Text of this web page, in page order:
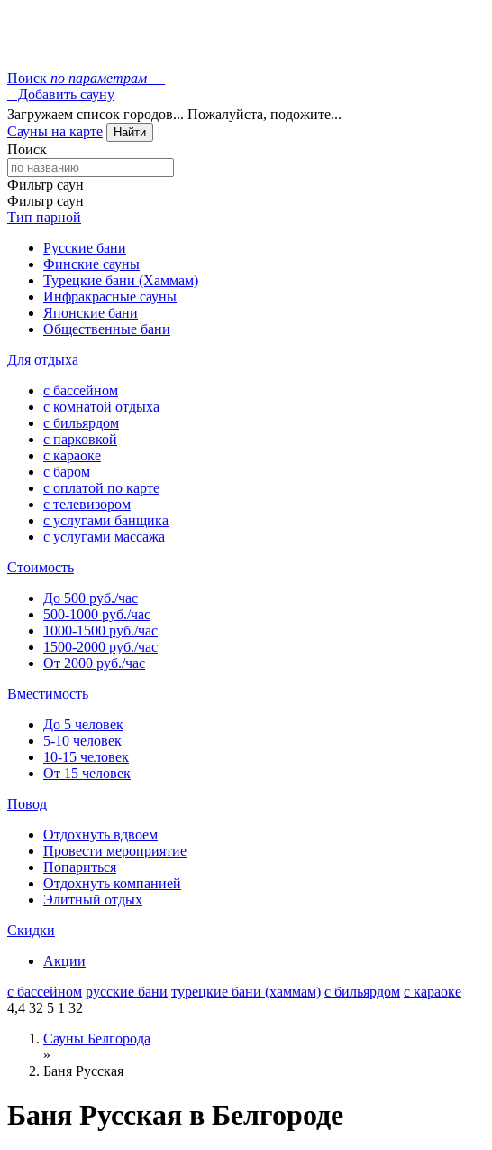
Поиск по параметрам
Добавить сауну
Загружаем список городов... Пожалуйста, подожите...
Сауны на карте
Найти
Поиск
Фильтр саун
Фильтр саун
Тип парной
Русские бани
Финские сауны
Турецкие бани (Хаммам)
Инфракрасные сауны
Японские бани
Общественные бани
Для отдыха
с бассейном
с комнатой отдыха
с бильярдом
с парковкой
с караоке
с баром
с оплатой по карте
с телевизором
с услугами банщика
с услугами массажа
Стоимость
До 500 руб./час
500-1000 руб./час
1000-1500 руб./час
1500-2000 руб./час
От 2000 руб./час
Вместимость
До 5 человек
5-10 человек
10-15 человек
От 15 человек
Повод
Отдохнуть вдвоем
Провести мероприятие
Попариться
Отдохнуть компанией
Элитный отдых
Скидки
Акции
с бассейном русские бани турецкие бани (хаммам) с бильярдом с караоке
4,4 32 5 1 32
Сауны Белгорода
»
Баня Русская
Баня Русская в Белгороде